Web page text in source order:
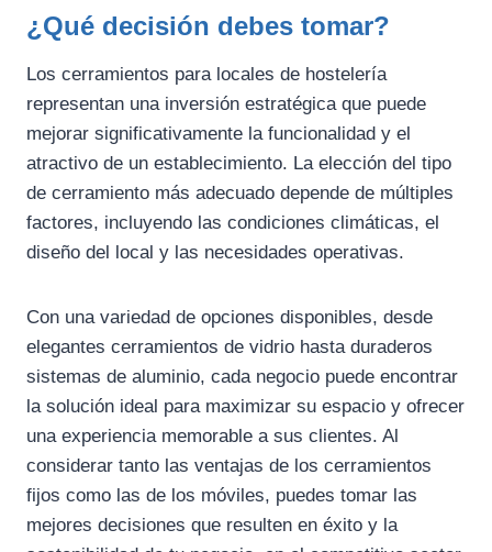
¿Qué decisión debes tomar?
Los cerramientos para locales de hostelería
representan una inversión estratégica que puede
mejorar significativamente la funcionalidad y el
atractivo de un establecimiento. La elección del tipo
de cerramiento más adecuado depende de múltiples
factores, incluyendo las condiciones climáticas, el
diseño del local y las necesidades operativas.
Con una variedad de opciones disponibles, desde
elegantes cerramientos de vidrio hasta duraderos
sistemas de aluminio, cada negocio puede encontrar
la solución ideal para maximizar su espacio y ofrecer
una experiencia memorable a sus clientes. Al
considerar tanto las ventajas de los cerramientos
fijos como las de los móviles, puedes tomar las
mejores decisiones que resulten en éxito y la